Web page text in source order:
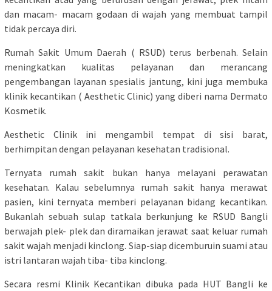
dan macam- macam godaan di wajah yang membuat tampil
tidak percaya diri.
Rumah Sakit Umum Daerah ( RSUD) terus berbenah. Selain
meningkatkan kualitas pelayanan dan merancang
pengembangan layanan spesialis jantung, kini juga membuka
klinik kecantikan ( Aesthetic Clinic) yang diberi nama Dermato
Kosmetik.
Aesthetic Clinik ini mengambil tempat di sisi barat,
berhimpitan dengan pelayanan kesehatan tradisional.
Ternyata rumah sakit bukan hanya melayani perawatan
kesehatan. Kalau sebelumnya rumah sakit hanya merawat
pasien, kini ternyata memberi pelayanan bidang kecantikan.
Bukanlah sebuah sulap tatkala berkunjung ke RSUD Bangli
berwajah plek- plek dan diramaikan jerawat saat keluar rumah
sakit wajah menjadi kinclong. Siap-siap dicemburuin suami atau
istri lantaran wajah tiba- tiba kinclong.
Secara resmi Klinik Kecantikan dibuka pada HUT Bangli ke